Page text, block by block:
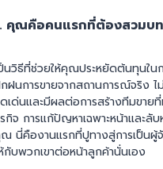
คุณคือคนแรกที่ต้องสวมบ
นวิธีที่ช่วยให้คุณประหยัดต้นทุนใ
ฝนการขายจากสถานการณ์จริง
เด่นและมีผลต่อการสร้างทีมขาย
กิจ การแก้ปัญหาเฉพาะหน้าและ
นี่คืองานแรกที่ปูทางสู่การเป็นผู้
กับพวกเขาต่อหน้าลูกค้านั่นเอง